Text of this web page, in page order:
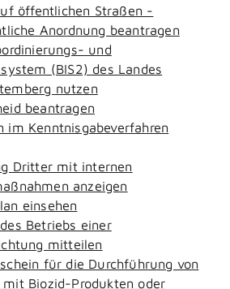
öffentlichen Straßen -
Anordnung beantragen
und
(BIS2) des Landes
nutzen
beantragen
im Kenntnisgabeverfahren
Dritter mit internen
anzeigen
einsehen
Betriebs einer
mitteilen
für die Durchführung von
mit Biozid-Produkten oder